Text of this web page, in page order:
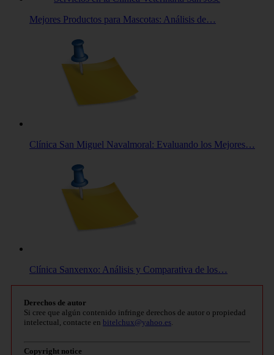
Mejores Productos para Mascotas: Análisis de…
Clínica San Miguel Navalmoral: Evaluando los Mejores…
Clínica Sanxenxo: Análisis y Comparativa de los…
Derechos de autor
Si cree que algún contenido infringe derechos de autor o propiedad
intelectual, contacte en bitelchux@yahoo.es.
Copyright notice